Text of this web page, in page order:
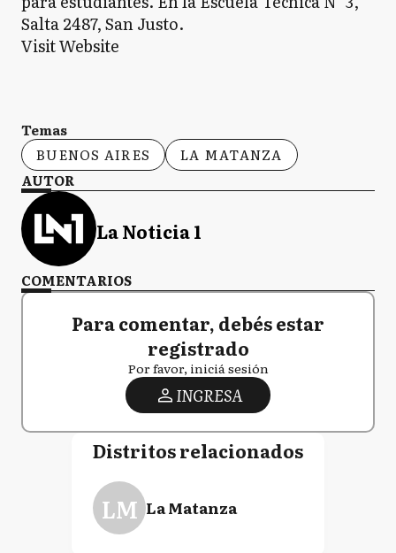
Salta 2487, San Justo.
Visit Website
Temas
BUENOS AIRES
LA MATANZA
AUTOR
La Noticia 1
COMENTARIOS
Para comentar, debés estar
registrado
Por favor, iniciá sesión
INGRESA
Distritos relacionados
LM La Matanza